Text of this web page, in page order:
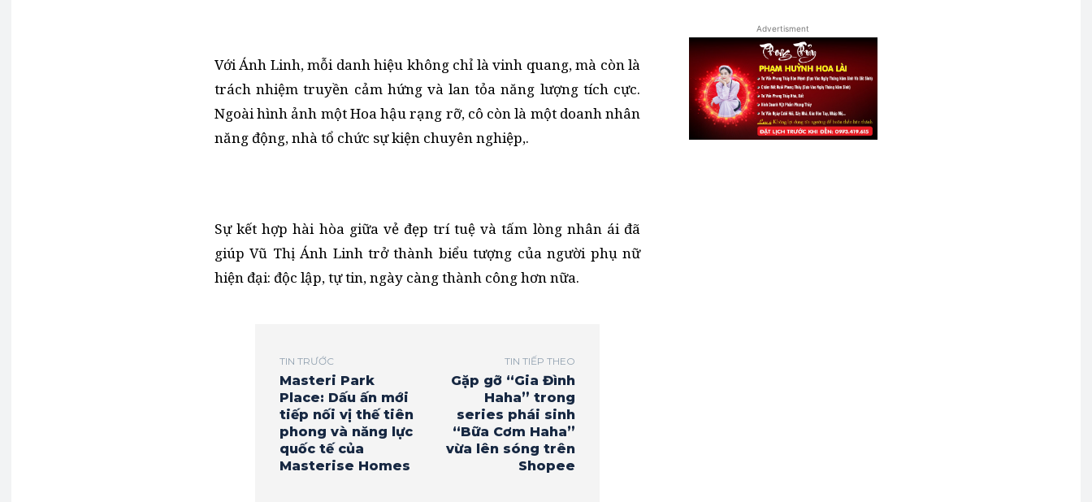
Với Ánh Linh, mỗi danh hiệu không chỉ là vinh quang, mà còn là
trách nhiệm truyền cảm hứng và lan tỏa năng lượng tích cực.
Ngoài hình ảnh một Hoa hậu rạng rỡ, cô còn là một doanh nhân
năng động, nhà tổ chức sự kiện chuyên nghiệp,.
Sự kết hợp hài hòa giữa vẻ đẹp trí tuệ và tấm lòng nhân ái đã
giúp Vũ Thị Ánh Linh trở thành biểu tượng của người phụ nữ
hiện đại: độc lập, tự tin, ngày càng thành công hơn nữa.
TIN TRƯỚC
Masteri Park
Place: Dấu ấn mới
tiếp nối vị thế tiên
phong và năng lực
quốc tế của
Masterise Homes
TIN TIẾP THEO
Gặp gỡ “Gia Đình
Haha” trong
series phái sinh
“Bữa Cơm Haha”
vừa lên sóng trên
Shopee
Advertisment